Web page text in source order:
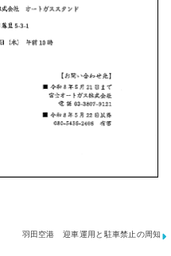
羽田空港 迎車運用と駐車禁止の周知